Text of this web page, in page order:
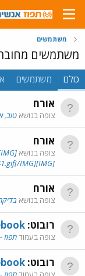
משתמשים
משתמשים
כולם משתמשים
אורח
צופה בנושא טוב,
אורח
צופה בנושא
[IMG]https://timg.co.il/f/Emo41.gif[/IMG]
אורח
צופה בנושא
רובוט:
צופה בעמודתפוז
רובוט: